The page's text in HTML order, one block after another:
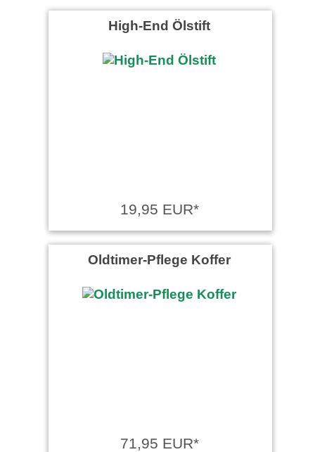
High-End Ölstift
19,95 EUR*
Oldtimer-Pflege Koffer
71,95 EUR*